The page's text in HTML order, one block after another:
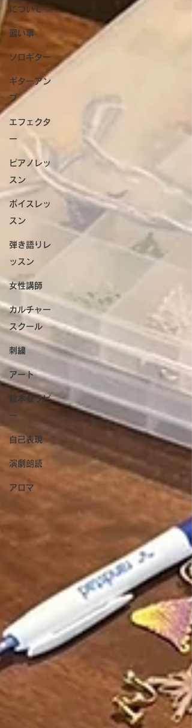
について
習い事
ソロギター
ギターアン
プ
エフェクタ
ー
ピアノレッ
スン
ボイスレッ
スン
弾き語りレ
ッスン
女性講師
カルチャー
スクール
刺繍
アート
絵本セラピ
ー
自己表現
演劇朗読
アロマ